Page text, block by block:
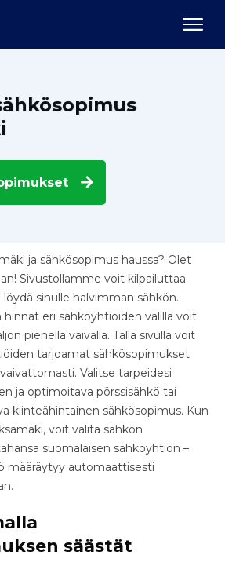
ja sähkösopimus haussa? Olet
Sivustollamme voit kilpailuttaa
sinulle halvimman sähkön.
hinnat eri sähköyhtiöiden välillä voit
pienellä vaivalla. Tällä sivulla voit
tarjoamat sähkösopimukset
Valitse tarpeidesi
ja optimoitava pörssisähkö tai
kiinteähintainen sähkösopimus. Kun
voit valita sähkön
suomalaisen sähköyhtiön –
määräytyy automaattisesti
säästät